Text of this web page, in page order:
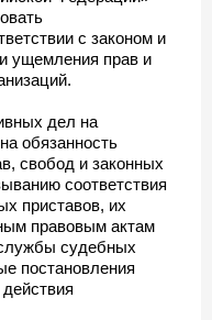
с законом и
ущемления прав и
дел на
обязанность
свобод и законных
соответствия
приставов, их
правовым актам
судебных
постановления